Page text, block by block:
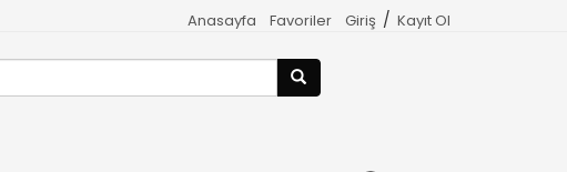
Giriş / Kayıt Ol
Favoriler
Anasayfa